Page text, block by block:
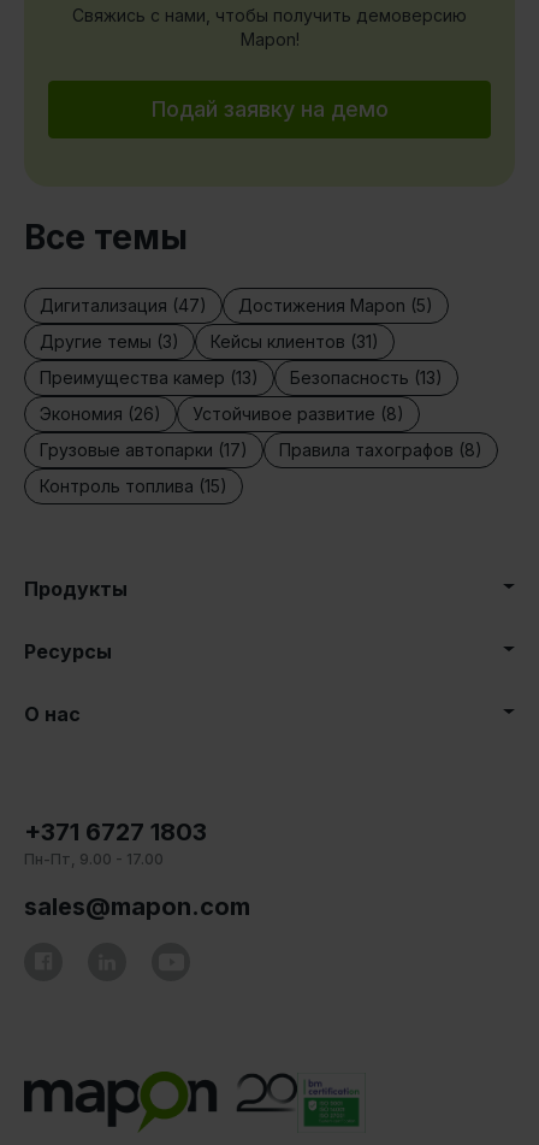
Свяжись с нами, чтобы получить демоверсию
Mapon!
Подай заявку на демо
Все темы
Дигитализация (47)
Достижения Mapon (5)
Другие темы (3)
Кейсы клиентов (31)
Преимущества камер (13)
Безопасность (13)
Экономия (26)
Устойчивое развитие (8)
Грузовые автопарки (17)
Правила тахографов (8)
Контроль топлива (15)
Продукты
Ресурсы
О нас
+371 6727 1803
Пн-Пт, 9.00 - 17.00
sales@mapon.com